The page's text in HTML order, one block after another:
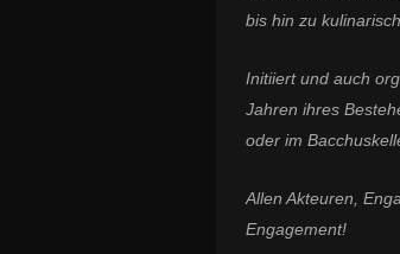
bis hin zu
Initiiert und auch
Jahren ihres
oder im
Allen Akteuren,
Engagement!